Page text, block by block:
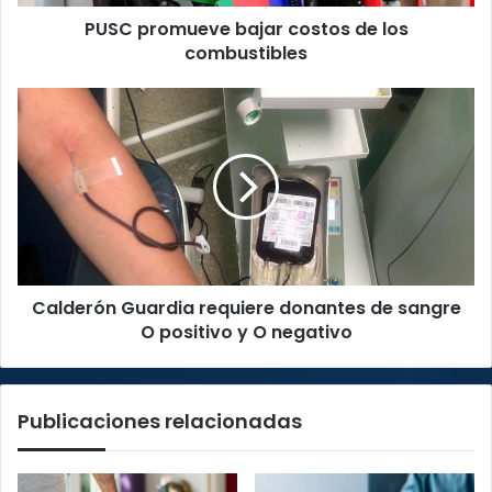
PUSC promueve bajar costos de los
combustibles
Calderón
requiere
donantes
sangre
y
Calderón Guardia requiere donantes de sangre
O positivo y O negativo
Publicaciones relacionadas